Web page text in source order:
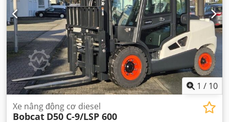
1 / 10
Xe nâng động cơ diesel
Bobcat D50 C-9/LSP 600